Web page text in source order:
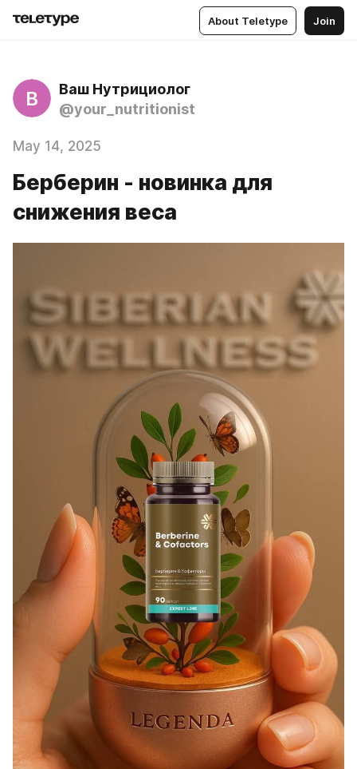
About Teletype Join
В
Ваш Нутрициолог
@your_nutritionist
May 14, 2025
Берберин - новинка для
снижения веса